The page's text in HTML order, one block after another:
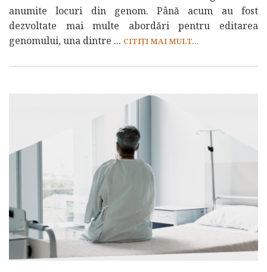
anumite locuri din genom. Până acum au fost
dezvoltate mai multe abordări pentru editarea
genomului, una dintre ... CITIȚI MAI MULT...